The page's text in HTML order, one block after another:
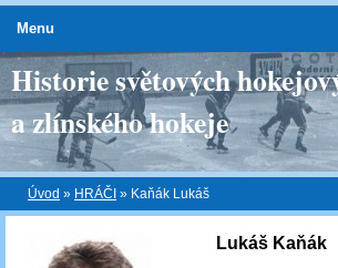
Historie světových
a zlínského hokeje
Úvod » HRÁČI » Kaňák Lukáš
Lukáš Kaňák
Menu